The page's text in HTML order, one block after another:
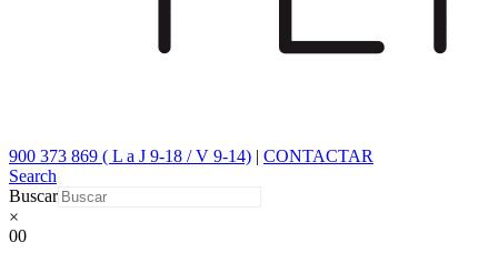
900 373 869 ( L a J 9-18 / V 9-14) | CONTACTAR
Search
Buscar
×
00